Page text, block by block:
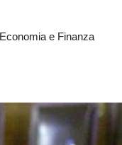
Economia e Finanza